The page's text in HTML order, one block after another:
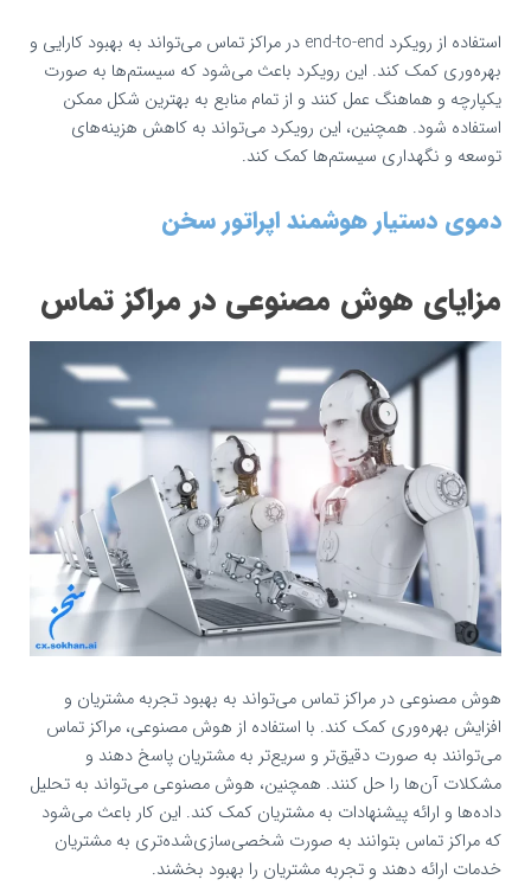
استفاده از رویکرد end-to-end در مراکز تماس می‌تواند به بهبود کارایی و
بهره‌وری کمک کند. این رویکرد باعث می‌شود که سیستم‌ها به صورت
یکپارچه و هماهنگ عمل کنند و از تمام منابع به بهترین شکل ممکن
استفاده شود. همچنین، این رویکرد می‌تواند به کاهش هزینه‌های
توسعه و نگهداری سیستم‌ها کمک کند.
دموی دستیار هوشمند اپراتور سخن
مزایای هوش مصنوعی در مراکز تماس
هوش مصنوعی در مراکز تماس می‌تواند به بهبود تجربه مشتریان و
افزایش بهره‌وری کمک کند. با استفاده از هوش مصنوعی، مراکز تماس
می‌توانند به صورت دقیق‌تر و سریع‌تر به مشتریان پاسخ دهند و
مشکلات آن‌ها را حل کنند. همچنین، هوش مصنوعی می‌تواند به تحلیل
داده‌ها و ارائه پیشنهادات به مشتریان کمک کند. این کار باعث می‌شود
که مراکز تماس بتوانند به صورت شخصی‌سازی‌شده‌تری به مشتریان
خدمات ارائه دهند و تجربه مشتریان را بهبود بخشند.